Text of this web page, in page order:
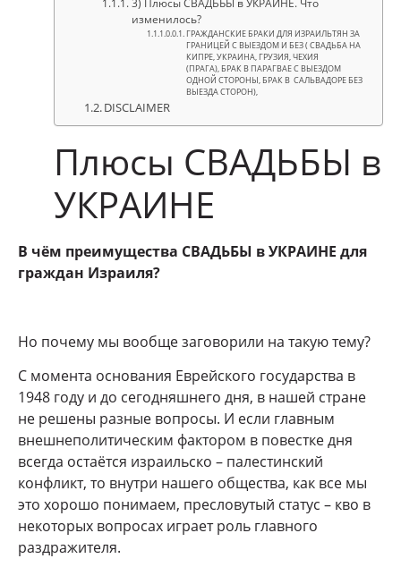
3) Плюсы СВАДЬБЫ в УКРАИНЕ. Что
изменилось?
ГРАЖДАНСКИЕ БРАКИ ДЛЯ ИЗРАИЛЬТЯН ЗА
ГРАНИЦЕЙ С ВЫЕЗДОМ И БЕЗ ( СВАДЬБА НА
КИПРЕ, УКРАИНА, ГРУЗИЯ, ЧЕХИЯ
(ПРАГА), БРАК В ПАРАГВАЕ С ВЫЕЗДОМ
ОДНОЙ СТОРОНЫ, БРАК В САЛЬВАДОРЕ БЕЗ
ВЫЕЗДА СТОРОН),
DISCLAIMER
Плюсы СВАДЬБЫ в
УКРАИНЕ
В чём преимущества СВАДЬБЫ в УКРАИНЕ для
граждан Израиля?
Но почему мы вообще заговорили на такую тему?
С момента основания Еврейского государства в
1948 году и до сегодняшнего дня, в нашей стране
не решены разные вопросы. И если главным
внешнеполитическим фактором в повестке дня
всегда остаётся израильско – палестинский
конфликт, то внутри нашего общества, как все мы
это хорошо понимаем, пресловутый статус – кво в
некоторых вопросах играет роль главного
раздражителя.